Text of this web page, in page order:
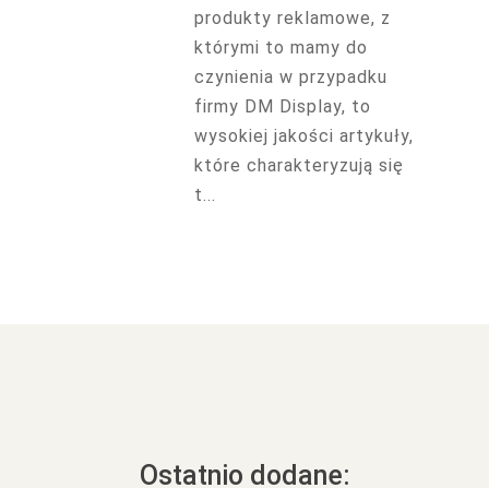
produkty reklamowe, z
którymi to mamy do
czynienia w przypadku
firmy DM Display, to
wysokiej jakości artykuły,
które charakteryzują się
t...
Ostatnio dodane: